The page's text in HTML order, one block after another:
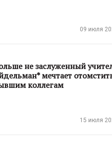
09 июля
не заслуженный
мечтает
коллегам
15 июля